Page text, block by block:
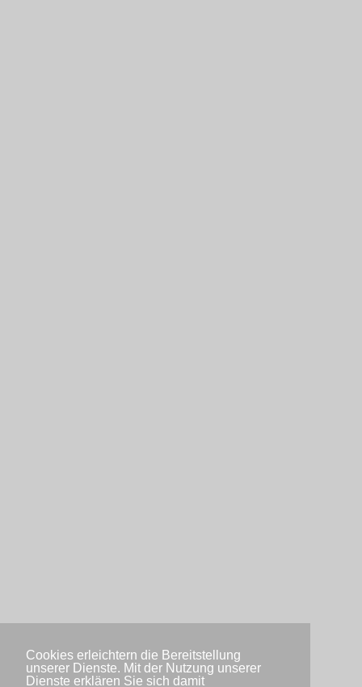
Cookies erleichtern die Bereitstellung
unserer Dienste. Mit der Nutzung unserer
Dienste erklären Sie sich damit